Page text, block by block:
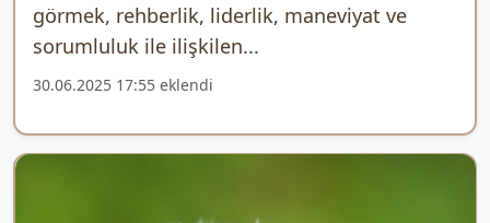
görmek, rehberlik, liderlik, maneviyat ve
sorumluluk ile ilişkilen...
30.06.2025 17:55 eklendi